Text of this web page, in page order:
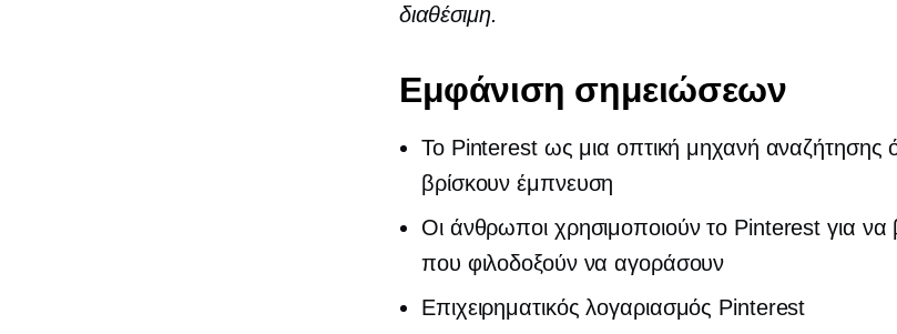
διαθέσιμη.
Εμφάνιση σημειώσεων
Το Pinterest ως μια οπτική μηχανή αναζήτησης
βρίσκουν έμπνευση
Οι άνθρωποι χρησιμοποιούν το Pinterest για
που φιλοδοξούν να αγοράσουν
Επιχειρηματικός λογαριασμός Pinterest